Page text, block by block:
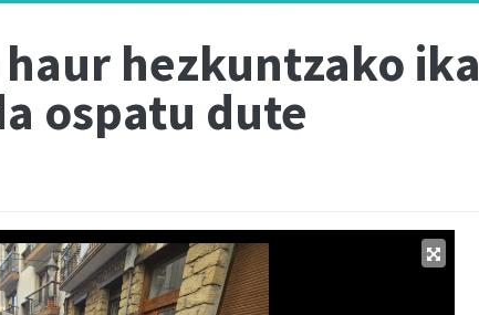
hezkuntzako
ospatu dute